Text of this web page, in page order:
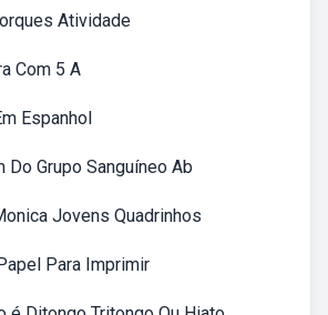
Atividade
Com 5 A
Espanhol
Do Grupo Sanguíneo Ab
Jovens Quadrinhos
Para Imprimir